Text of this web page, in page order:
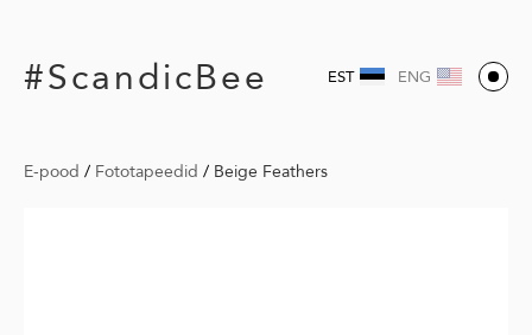
#ScandicBee EST ENG
E-pood / Fototapeedid / Beige Feathers